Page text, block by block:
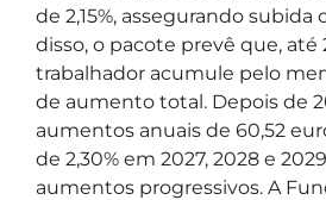
de 2,15%, assegurando subida
disso, o pacote prevê que, até
trabalhador acumule pelo
de aumento total. Depois de
aumentos anuais de 60,52
de 2,30% em 2027, 2028 e
aumentos progressivos. A